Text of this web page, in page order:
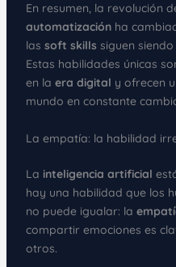
En resumen, la revolución
automatizaciónha
las soft skills siguen
Estas habilidades únicas
en la era digital y ofrecen
mundo en constante
La empatía: la habilidad
La inteligencia artificial
hay una habilidad que los
no puede igualar: la
compartir emociones es
otros.